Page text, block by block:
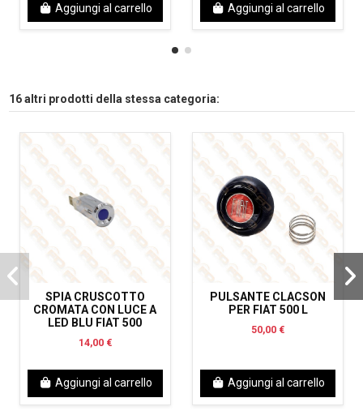
Aggiungi al carrello Aggiungi al carrello
16 altri prodotti della stessa categoria:
SPIA CRUSCOTTO
CROMATA CON LUCE A
LED BLU FIAT 500
14,00 €
Aggiungi al carrello
PULSANTE CLACSON
PER FIAT 500 L
50,00 €
Aggiungi al carrello